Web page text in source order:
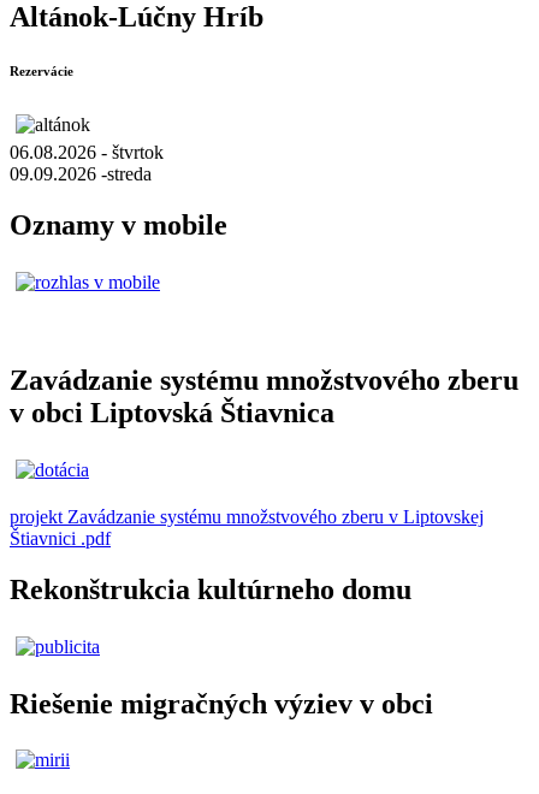
Altánok-Lúčny Hríb
Rezervácie
06.08.2026 - štvrtok
09.09.2026 -streda
Oznamy v mobile
Zavádzanie systému množstvového zberu
v obci Liptovská Štiavnica
projekt Zavádzanie systému množstvového zberu v Liptovskej
Štiavnici .pdf
Rekonštrukcia kultúrneho domu
Riešenie migračných výziev v obci